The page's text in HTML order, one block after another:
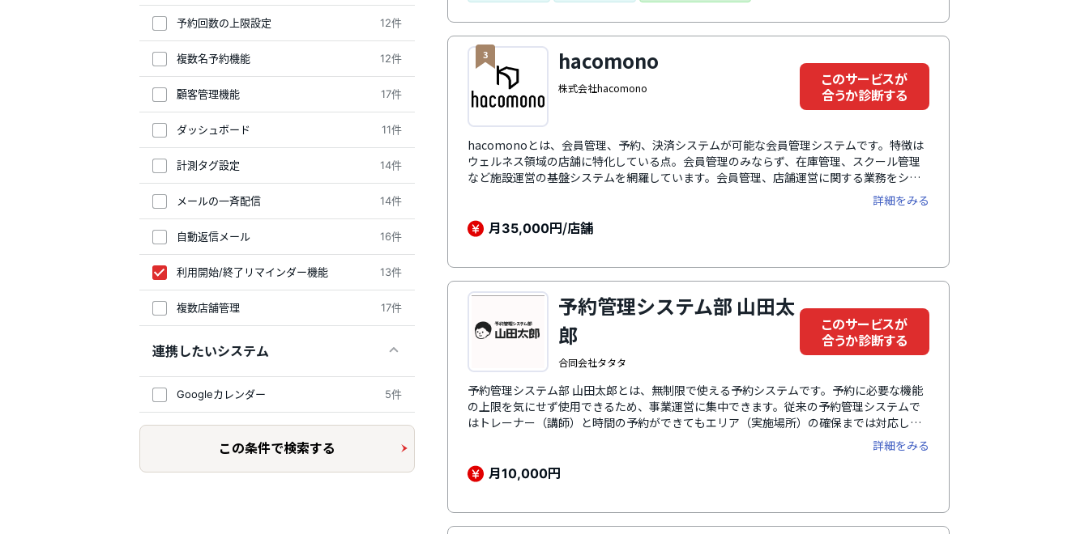
予約回数の上限設定 12件
複数名予約機能 12件
顧客管理機能 17件
ダッシュボード 11件
計測タグ設定 14件
メールの一斉配信 14件
自動返信メール 16件
利用開始/終了リマインダー機能 13件
複数店舗管理 17件
連携したいシステム
Googleカレンダー 5件
この条件で検索する
3 hacomono
株式会社hacomono
このサービスが
合うか診断する
hacomonoとは、会員管理、予約、決済システムが可能な会員管理システムです。特徴は
ウェルネス領域の店舗に特化している点。会員管理のみならず、在庫管理、スクール管理
など施設運営の基盤システムを網羅しています。会員管理、店舗運営に関する業務をシス
テム化できるため、事務作業に費やしていた時間を削減。現場業務に時間を割くことがで
きます。会員情報をはじめ、店舗に関する情報はhacomonoに一元管理ができるため、デ
ータをもとに店舗経営を行うことが可能です。
詳細をみる
月35,000円/店舗
予約管理システム部 山田太
郎
合同会社タタタ
このサービスが
合うか診断する
予約管理システム部 山田太郎とは、無制限で使える予約システムです。予約に必要な機能
の上限を気にせず使用できるため、事業運営に集中できます。従来の予約管理システムで
はトレーナー（講師）と時間の予約ができてもエリア（実施場所）の確保までは対応して
いないことがあり、トレーナーが別途エリアを確保する必要がありました。予約管理シス
テム部 山田太郎は人・時間・エリア（実施場所）を連動して予約できるため、ダブルブッ
キングなどのトラブル防止につながります。初めて利用される顧客向けの体験予約スケジ
ュール機能では、レッスンプログラムに会員価格、ゲスト価格（非会員）の設定が可能で
詳細をみる
月10,000円